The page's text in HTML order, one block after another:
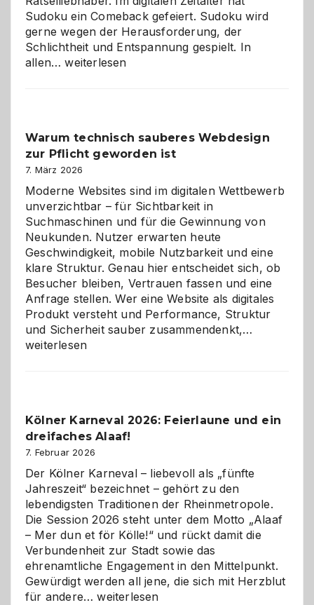
Sudoku ein Comeback gefeiert. Sudoku wird
gerne wegen der Herausforderung, der
Schlichtheit und Entspannung gespielt. In
allen…Sudoku
den
Logikrätseln
weiterlesen
Warum technisch sauberes Webdesign
zur Pflicht geworden ist
7. März 2026
Moderne Websites sind im digitalen Wettbewerb
unverzichtbar – für Sichtbarkeit in
Suchmaschinen und für die Gewinnung von
Neukunden. Nutzer erwarten heute
Geschwindigkeit, mobile Nutzbarkeit und eine
klare Struktur. Genau hier entscheidet sich, ob
Besucher bleiben, Vertrauen fassen und eine
Anfrage stellen. Wer eine Website als digitales
Produkt versteht und Performance, Struktur
und Sicherheit sauber zusammendenkt,…
geworden
weiterlesen
Kölner Karneval 2026: Feierlaune und ein
dreifaches Alaaf!
7. Februar 2026
Der Kölner Karneval – liebevoll als „fünfte
Jahreszeit“ bezeichnet – gehört zu den
lebendigsten Traditionen der Rheinmetropole.
Die Session 2026 steht unter dem Motto „Alaaf
– Mer dun et för Kölle!“ und rückt damit die
Verbundenheit zur Stadt sowie das
ehrenamtliche Engagement in den Mittelpunkt.
Gewürdigt werden all jene, die sich mit Herzblut
für andere…Kölner
weiterlesen